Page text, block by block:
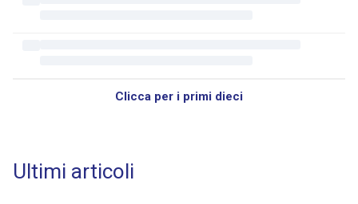
Clicca per i primi dieci
Ultimi articoli